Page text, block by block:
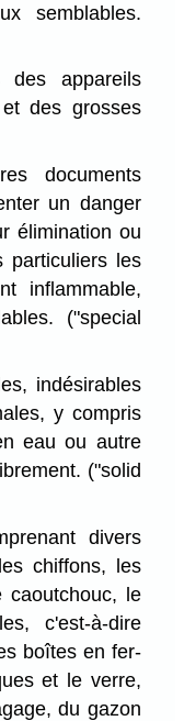
semblables.
appareils
des grosses
documents
un danger
élimination ou
particuliers les
inflammable,
("special
indésirables
y compris
eau ou autre
("solid
divers
chiffons, les
caoutchouc, le
c'est-à-dire
boîtes en fer-
et le verre,
du gazon